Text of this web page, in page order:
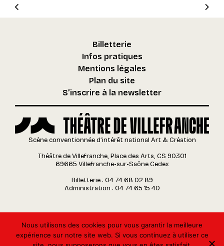
Billetterie
Infos pratiques
Mentions légales
Plan du site
S’inscrire à la newsletter
Scène conventionnée d’intérêt national Art & Création
Théâtre de Villefranche, Place des Arts, CS 90301
69665 Villefranche-sur-Saône Cedex
Billetterie : 04 74 68 02 89
Administration : 04 74 65 15 40
Nous utilisons des cookies pour vous garantir la meilleure
expérience sur notre site web. Si vous continuez à utiliser ce